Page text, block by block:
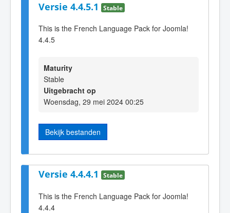
Versie 4.4.5.1 Stable
This is the French Language Pack for Joomla!
4.4.5
Maturity
Stable
Uitgebracht op
Woensdag, 29 mei 2024 00:25
Bekijk bestanden
Versie 4.4.4.1 Stable
This is the French Language Pack for Joomla!
4.4.4